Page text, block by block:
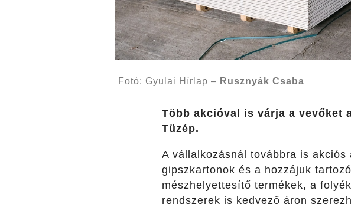
Fotó: Gyulai Hírlap – Rusznyák Csaba
Több akcióval is várja a vevőket
Tüzép.
A vállalkozásnál továbbra is
gipszkartonok és a hozzájuk
mészhelyettesítő termékek, a
rendszerek is kedvező áron